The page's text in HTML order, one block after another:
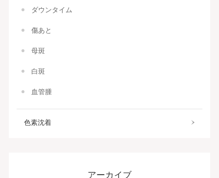
ダウンタイム
傷あと
母斑
白斑
血管腫
色素沈着
アーカイブ